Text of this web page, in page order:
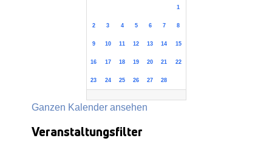
1
2 3 4 5 6 7 8
9 10 11 12 13 14 15
16 17 18 19 20 21 22
23 24 25 26 27 28
Ganzen Kalender ansehen
Veranstaltungsfilter